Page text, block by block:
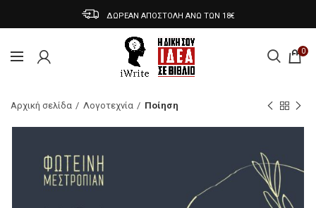
ΔΩΡΕΑΝ ΑΠΟΣΤΟΛΗ ΑΝΩ ΤΩΝ 18€
0
Αρχική σελίδα Λογοτεχνία Ποίηση